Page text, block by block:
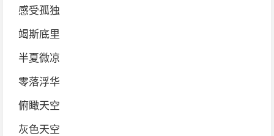
感受孤独
竭斯底里
半夏微凉
零落浮华
俯瞰天空
灰色天空